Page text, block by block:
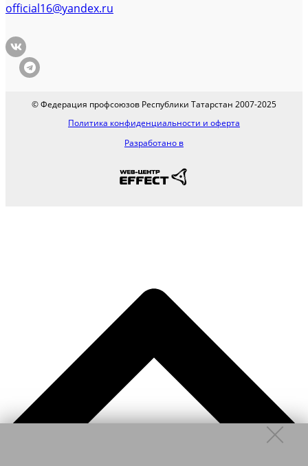
official16@yandex.ru
© Федерация профсоюзов Республики Татарстан 2007-2025
Политика конфиденциальности и оферта
Разработано в